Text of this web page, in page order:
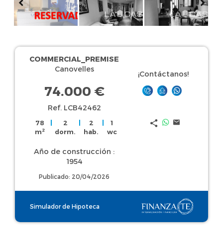
COMMERCIAL_PREMISE
Canovelles
74.000 €
Ref. LCB42462
78
m2
2
dorm.
2
hab.
1
wc
Año de construcción :
1954
Publicado: 20/04/2026
¡Contáctanos!
Simulador de Hipoteca